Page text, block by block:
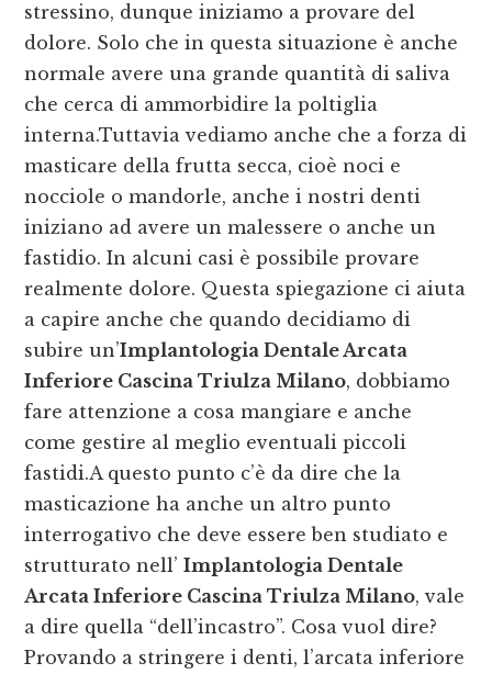
stressino, dunque iniziamo a provare del
dolore. Solo che in questa situazione è anche
normale avere una grande quantità di saliva
che cerca di ammorbidire la poltiglia
interna.Tuttavia vediamo anche che a forza di
masticare della frutta secca, cioè noci e
nocciole o mandorle, anche i nostri denti
iniziano ad avere un malessere o anche un
fastidio. In alcuni casi è possibile provare
realmente dolore. Questa spiegazione ci aiuta
a capire anche che quando decidiamo di
subire un’Implantologia Dentale Arcata
Inferiore Cascina Triulza Milano, dobbiamo
fare attenzione a cosa mangiare e anche
come gestire al meglio eventuali piccoli
fastidi.A questo punto c’è da dire che la
masticazione ha anche un altro punto
interrogativo che deve essere ben studiato e
strutturato nell’Implantologia Dentale
Arcata Inferiore Cascina Triulza Milano, vale
a dire quella “dell’incastro”. Cosa vuol dire?
Provando a stringere i denti, l’arcata inferiore